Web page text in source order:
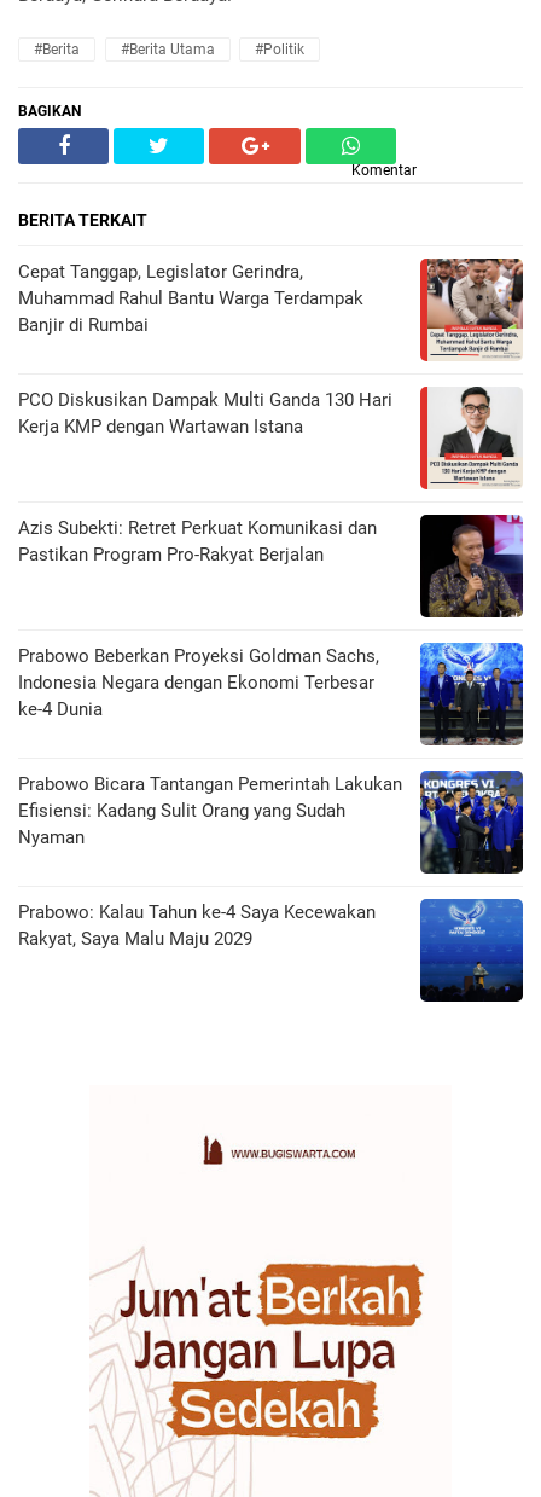
#Berita #Berita Utama #Politik
BAGIKAN
Komentar
BERITA TERKAIT
Cepat Tanggap, Legislator Gerindra,
Muhammad Rahul Bantu Warga Terdampak
Banjir di Rumbai
PCO Diskusikan Dampak Multi Ganda 130 Hari
Kerja KMP dengan Wartawan Istana
Azis Subekti: Retret Perkuat Komunikasi dan
Pastikan Program Pro-Rakyat Berjalan
Prabowo Beberkan Proyeksi Goldman Sachs,
Indonesia Negara dengan Ekonomi Terbesar
ke-4 Dunia
Prabowo Bicara Tantangan Pemerintah Lakukan
Efisiensi: Kadang Sulit Orang yang Sudah
Nyaman
Prabowo: Kalau Tahun ke-4 Saya Kecewakan
Rakyat, Saya Malu Maju 2029